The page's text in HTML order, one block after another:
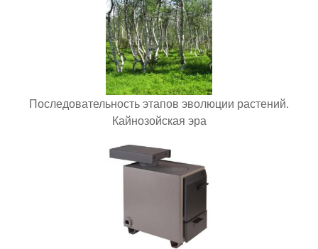
Последовательность этапов эволюции растений.
Кайнозойская эра